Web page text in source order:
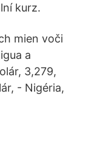
kurz.
mien voči
a
3,279,
- Nigéria,